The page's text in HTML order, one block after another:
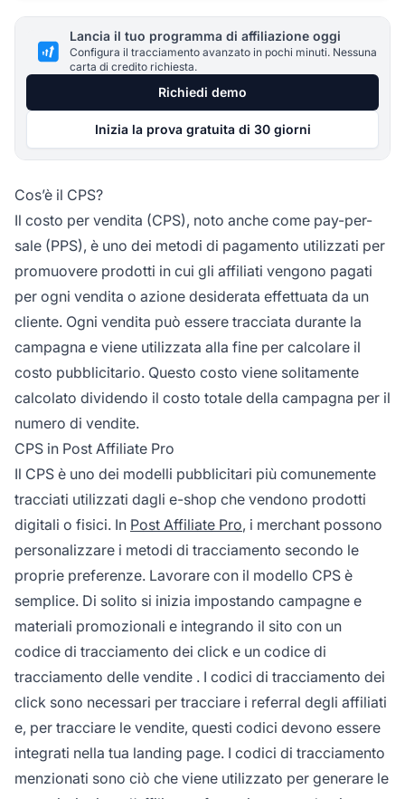
Lancia il tuo programma di affiliazione oggi
Configura il tracciamento avanzato in pochi minuti. Nessuna
carta di credito richiesta.
Richiedi demo
Inizia la prova gratuita di 30 giorni
Cos’è il CPS?
Il costo per vendita (CPS), noto anche come pay-per-
sale (PPS), è uno dei metodi di pagamento utilizzati per
promuovere prodotti in cui gli affiliati vengono pagati
per ogni vendita o azione desiderata effettuata da un
cliente. Ogni vendita può essere tracciata durante la
campagna e viene utilizzata alla fine per calcolare il
costo pubblicitario. Questo costo viene solitamente
calcolato dividendo il costo totale della campagna per il
numero di vendite.
CPS in Post Affiliate Pro
Il CPS è uno dei modelli pubblicitari più comunemente
tracciati utilizzati dagli e-shop che vendono prodotti
digitali o fisici. In Post Affiliate Pro, i merchant possono
personalizzare i metodi di tracciamento secondo le
proprie preferenze. Lavorare con il modello CPS è
semplice. Di solito si inizia impostando campagne e
materiali promozionali e integrando il sito con un
codice di tracciamento dei click e un codice di
tracciamento delle vendite . I codici di tracciamento dei
click sono necessari per tracciare i referral degli affiliati
e, per tracciare le vendite, questi codici devono essere
integrati nella tua landing page. I codici di tracciamento
menzionati sono ciò che viene utilizzato per generare le